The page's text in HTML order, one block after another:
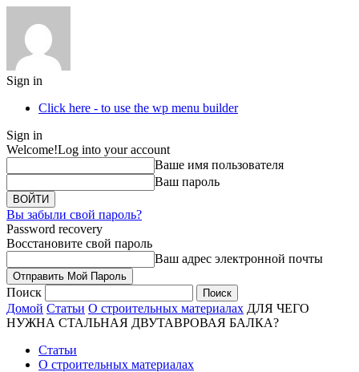
Sign in
Click here - to use the wp menu builder
Sign in
Welcome!Log into your account
Ваше имя пользователя
Ваш пароль
Вы забыли свой пароль?
Password recovery
Восстановите свой пароль
Ваш адрес электронной почты
Поиск
Домой Статьи О строительных материалах ДЛЯ ЧЕГО
НУЖНА СТАЛЬНАЯ ДВУТАВРОВАЯ БАЛКА?
Статьи
О строительных материалах